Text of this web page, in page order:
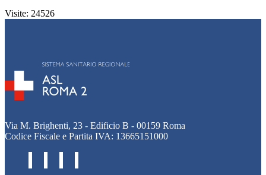
Visite: 24526
Via M. Brighenti, 23 - Edificio B - 00159 Roma
Codice Fiscale e Partita IVA: 13665151000